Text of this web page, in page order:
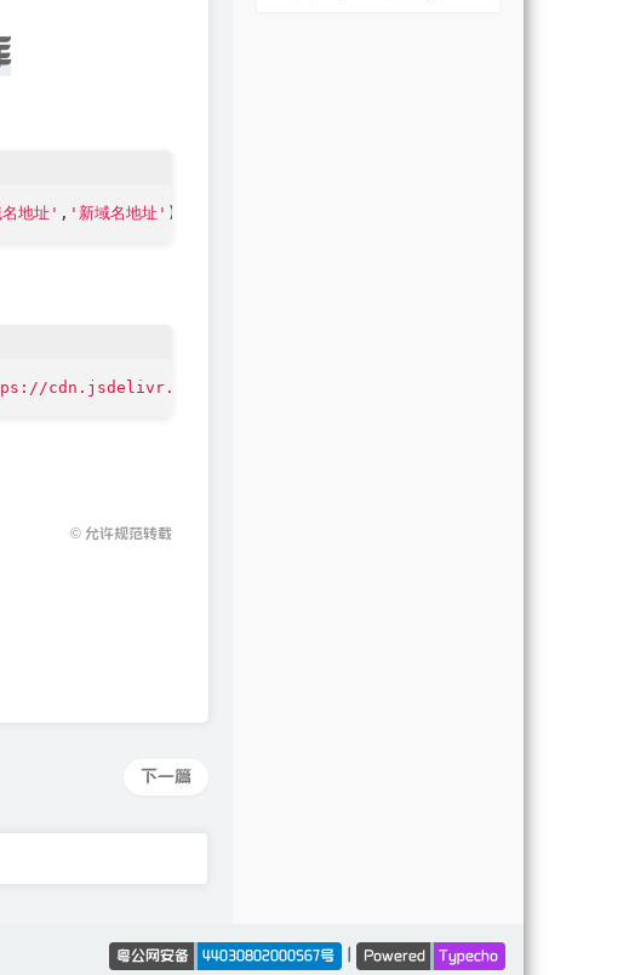
地址' , '新域名地址'
cdn.jsdelivr.net/gh/tuhub-cn/img/tuhub-blog'
© 允许规范转载
下一篇
粤公网安备 44030802000567号 Powered Typecho